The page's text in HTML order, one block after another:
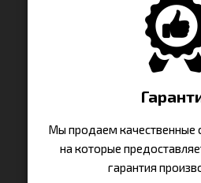
Мы продаем качественные
на которые
гарантия